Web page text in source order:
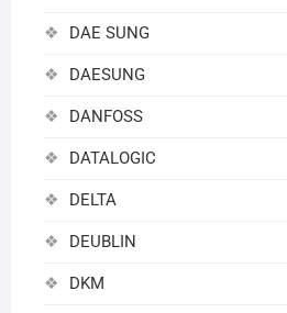
DAE SUNG
DAESUNG
DANFOSS
DATALOGIC
DELTA
DEUBLIN
DKM